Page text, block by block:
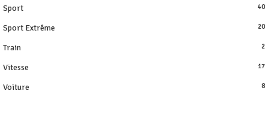
Sport 40
Sport Extrême 20
Train 2
Vitesse 17
Voiture 8